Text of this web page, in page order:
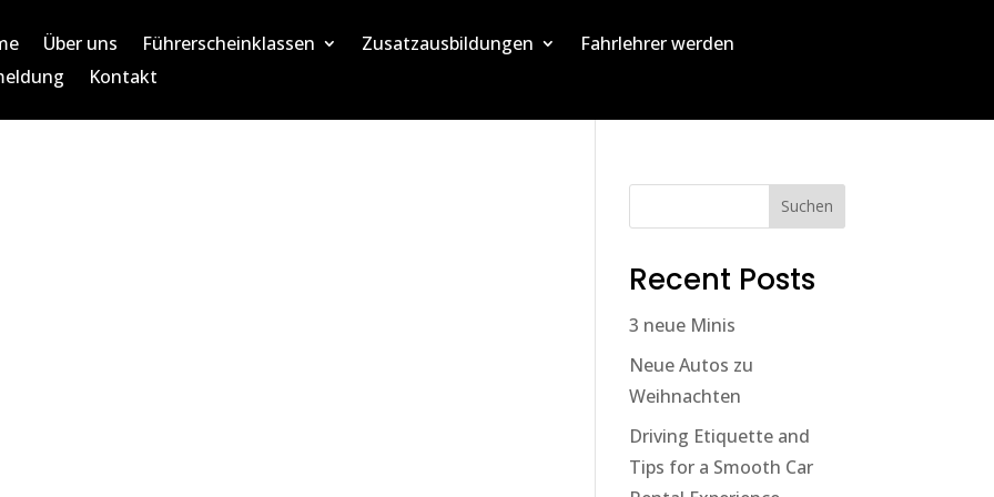
Über uns Führerscheinklassen Zusatzausbildungen
Fahrlehrer werden
Kontakt
Suchen
Recent Posts
3 neue Minis
Neue Autos zu
Weihnachten
Driving Etiquette and
Tips for a Smooth Car